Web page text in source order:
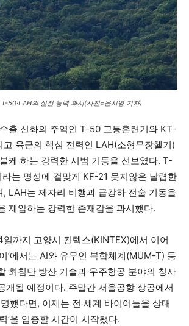
50·LAH의 실전 능력 과시(사진=윤시영 기자)
출 신화의 주역인 T-50 고등훈련기와 KT-
고 육군의 핵심 전력인 LAH(소형무장헬기)
케 하는 강력한 시범 기동을 선보였다. T-
라는 명성에 걸맞게 KF-21 못지않은 날렵한
, LAH는 제자리 비행과 급강하 전술 기동을
제압하는 강력한 존재감을 과시했다.
까지 고양시 킨텍스(KINTEX)에서 이어
’에서는 AI와 유무인 복합체계(MUM-T) 등
최첨단 방산 기술과 우주항공 분야의 청사
개될 예정이다. 주말간 서울공항 상공에서
명했다면, 이제는 전 세계 바이어들을 상대
’을 입증할 시간이 시작됐다.